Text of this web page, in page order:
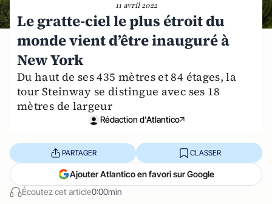
11 avril 2022
Le gratte-ciel le plus étroit du
monde vient d’être inauguré à
New York
Du haut de ses 435 mètres et 84 étages, la
tour Steinway se distingue avec ses 18
mètres de largeur
Rédaction d'Atlantico
Écoutez cet article0:00min
PARTAGER CLASSER
Ajouter Atlantico en favori sur Google